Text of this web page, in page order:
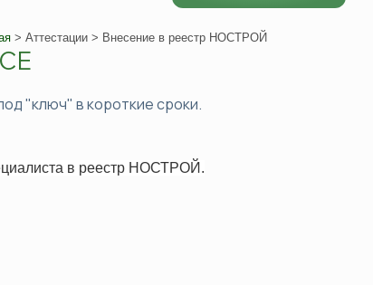
> Аттестации > Внесение в реестр НОСТРОЙ
"ключ" в короткие сроки.
в реестр НОСТРОЙ.